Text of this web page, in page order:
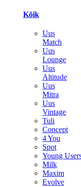
Kõik
Uus
Match
Uus
Lounge
Uus
Altitude
Uus
Mitra
Uus
Vintage
Tuli
Concept
4 You
Spot
Young
Milk
Maxim
Evolve